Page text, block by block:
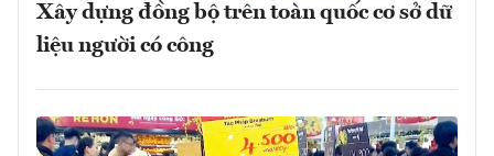
Xây dựng đồng bộ trên toàn quốc cơ sở dữ
liệu người có công